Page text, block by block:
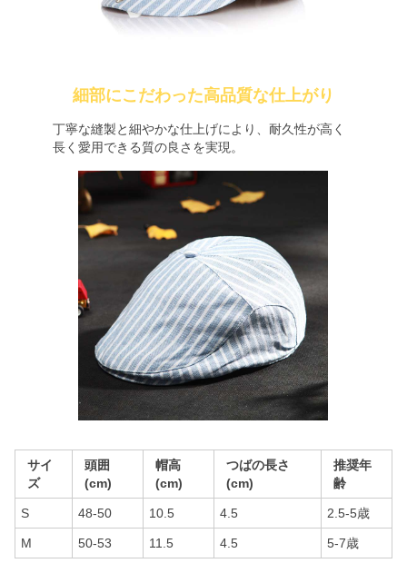
細部にこだわった高品質な仕上がり
丁寧な縫製と細やかな仕上げにより、耐久性が高く
長く愛用できる質の良さを実現。
サイ
ズ
頭囲
(cm)
帽高
(cm)
つばの長さ
(cm)
推奨年
齢
S 48-50 10.5 4.5 2.5-5歳
M 50-53 11.5 4.5 5-7歳